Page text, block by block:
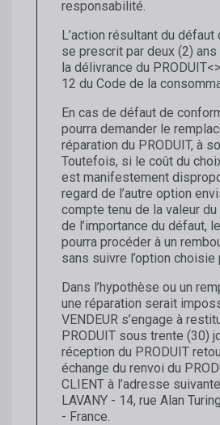
responsabilité.
L’action résultant du
se prescrit par deux (2)
la délivrance du
12 du Code de la
En cas de défaut de
pourra demander le
réparation du PRODUIT, à
Toutefois, si le coût du
est manifestement
regard de l’autre option
compte tenu de la valeur du
de l’importance du défaut,
pourra procéder à un
sans suivre l’option choisie
Dans l’hypothèse ou un
une réparation serait
VENDEUR s’engage à
PRODUIT sous trente (30)
réception du PRODUIT
échange du renvoi du
CLIENT à l’adresse
LAVANY - 14, rue Alan
- France.